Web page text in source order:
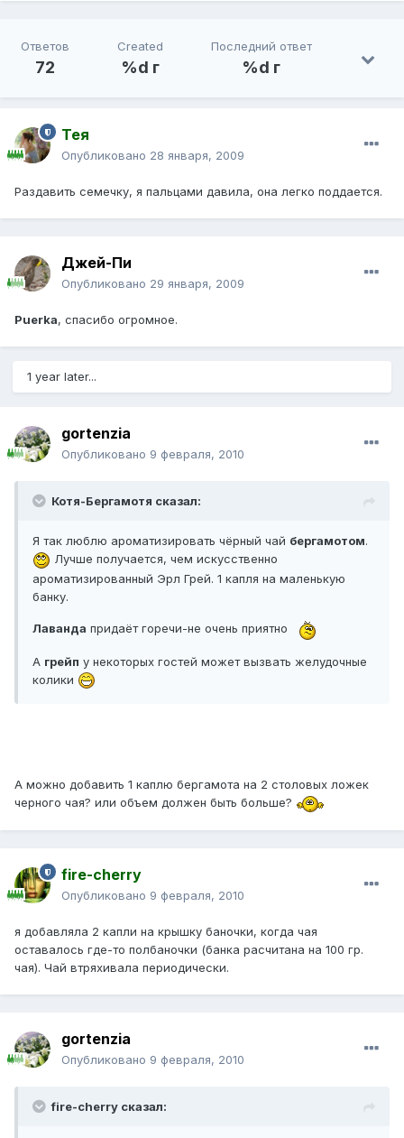
Ответов
72
Created
%d г
Последний ответ
%d г
Тея
Опубликовано 28 января, 2009
Раздавить семечку, я пальцами давила, она легко поддается.
Джей-Пи
Опубликовано 29 января, 2009
Puerka, спасибо огромное.
1 year later...
gortenzia
Опубликовано 9 февраля, 2010
Котя-Бергамотя сказал:
Я так люблю ароматизировать чёрный чай бергамотом.
Лучше получается, чем искусственно
ароматизированный Эрл Грей. 1 капля на маленькую
банку.
Лаванда придаёт горечи-не очень приятно
А грейп у некоторых гостей может вызвать желудочные
колики
А можно добавить 1 каплю бергамота на 2 столовых ложек
черного чая? или объем должен быть больше?
fire-cherry
Опубликовано 9 февраля, 2010
я добавляла 2 капли на крышку баночки, когда чая
оставалось где-то полбаночки (банка расчитана на 100 гр.
чая). Чай втряхивала периодически.
gortenzia
Опубликовано 9 февраля, 2010
fire-cherry сказал: